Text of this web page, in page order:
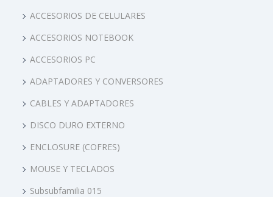
ACCESORIOS DE CELULARES
ACCESORIOS NOTEBOOK
ACCESORIOS PC
ADAPTADORES Y CONVERSORES
CABLES Y ADAPTADORES
DISCO DURO EXTERNO
ENCLOSURE (COFRES)
MOUSE Y TECLADOS
Subsubfamilia 015